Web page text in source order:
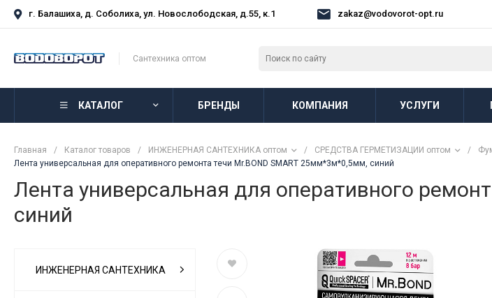
г. Балашиха, д. Соболиха, ул. Новослободская, д.55, к.1 zakaz@vodovorot-opt.ru
Сантехника оптом
КАТАЛОГ БРЕНДЫ КОМПАНИЯ УСЛУГИ
Главная / Каталог товаров / ИНЖЕНЕРНАЯ САНТЕХНИКА оптом / СРЕДСТВА ГЕРМЕТИЗАЦИИ оптом /
Лента универсальная для оперативного ремонта течи Mr.BOND SMART 25мм*3м*0,5мм, синий
Лента универсальная для оперативного
синий
ИНЖЕНЕРНАЯ САНТЕХНИКА